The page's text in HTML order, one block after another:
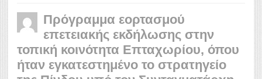
Πρόγραμμα εορτασμού
επετειακής εκδήλωσης στην
τοπική κοινότητα Επταχωρίου, όπου
ήταν εγκατεστημένο το στρατηγείο